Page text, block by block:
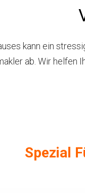
kann ein
ab. Wir helfen
Spezial